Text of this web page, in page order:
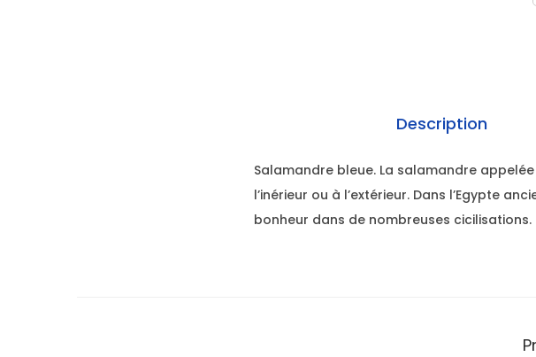
Description
Salamandre bleue. La salamandre
l’inérieur ou à l’extérieur. Dans l’Egypte
bonheur dans de nombreuses cicilisations.